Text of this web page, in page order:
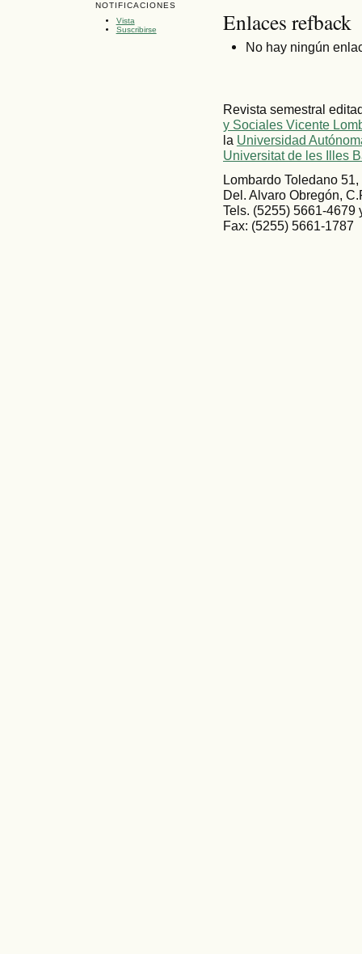
NOTIFICACIONES
Vista
Suscribirse
Enlaces refback
No hay ningún
Revista semestral
y Sociales Vicente
la Universidad
Universitat de les Illes
Lombardo Toledano
Del. Alvaro Obregón,
Tels. (5255) 5661-4679
Fax: (5255) 5661-1787